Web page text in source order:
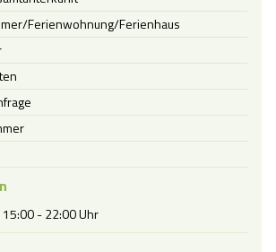
Ferienwohnung/Ferienhaus
- 22:00 Uhr